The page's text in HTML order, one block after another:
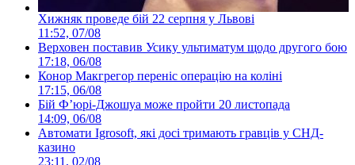
Хижняк проведе бій 22 серпня у Львові
11:52, 07/08
Верховен поставив Усику ультиматум щодо другого бою
17:18, 06/08
Конор Макгрегор переніс операцію на коліні
17:15, 06/08
Бій Ф’юрі-Джошуа може пройти 20 листопада
14:09, 06/08
Автомати Igrosoft, які досі тримають гравців у СНД-
казино
23:11, 02/08